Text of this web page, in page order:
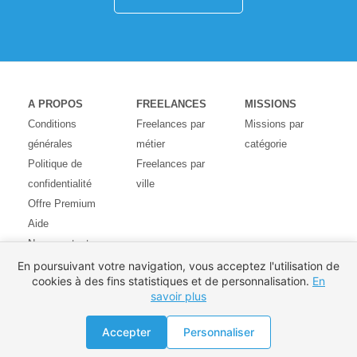
A PROPOS
Conditions
générales
Politique de
confidentialité
Offre Premium
Aide
Nous contacter
Avis des
utilisateurs
FREELANCES
Freelances par
métier
Freelances par
ville
MISSIONS
Missions par
catégorie
En poursuivant votre navigation, vous acceptez l'utilisation de
cookies à des fins statistiques et de personnalisation. En
savoir plus
Accepter Personnaliser